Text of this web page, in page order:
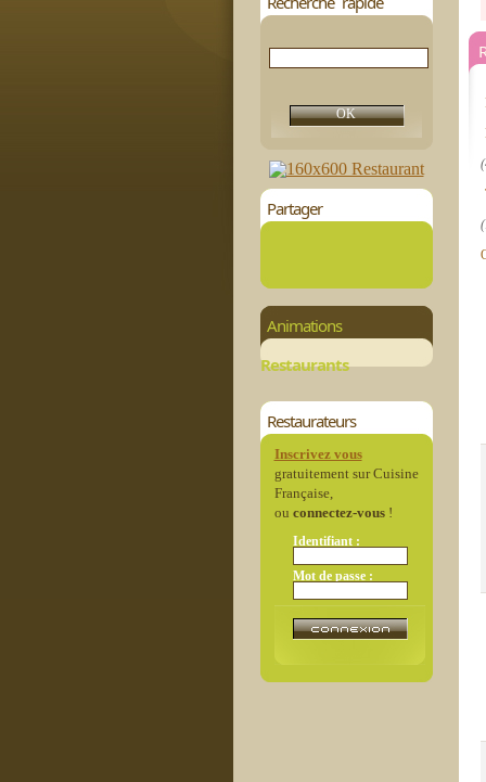
Partager
Animations
Restaurants
Restaurateurs
Inscrivez vous
gratuitement sur Cuisine
Française,
ou connectez-vous!
Identifiant :
Mot de passe :